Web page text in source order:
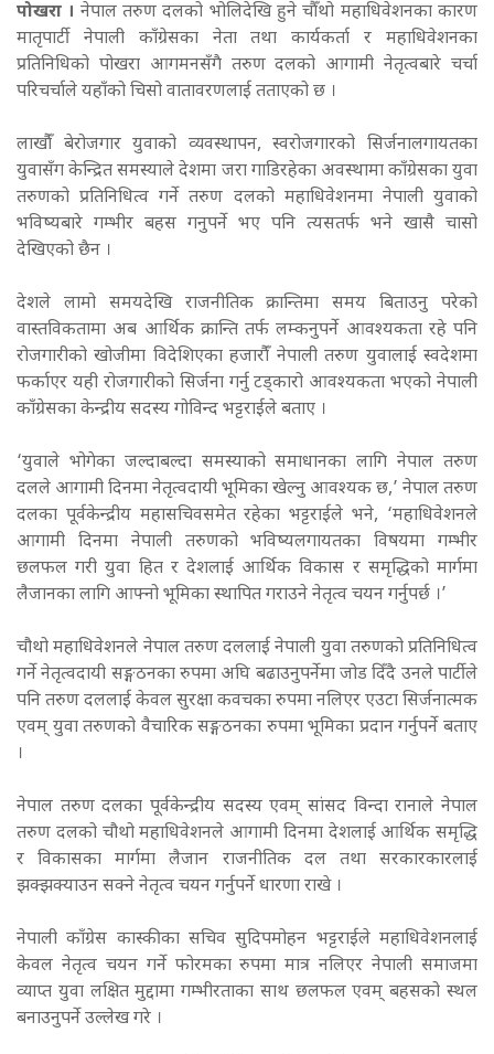
पोखरा । नेपाल तरुण दलको भोलिदेखि हुने चौँथो महाधिवेशनका कारण
मातृपार्टी नेपाली काँग्रेसका नेता तथा कार्यकर्ता र महाधिवेशनका
प्रतिनिधिको पोखरा आगमनसँगै तरुण दलको आगामी नेतृत्वबारे चर्चा
परिचर्चाले यहाँको चिसो वातावरणलाई तताएको छ ।
लाखौँं बेरोजगार युवाको व्यवस्थापन, स्वरोजगारको सिर्जनालगायतका
युवासँग केन्द्रित समस्याले देशमा जरा गाडिरहेका अवस्थामा काँग्रेसका युवा
तरुणको प्रतिनिधित्व गर्ने तरुण दलको महाधिवेशनमा नेपाली युवाको
भविष्यबारे गम्भीर बहस गनुपर्ने भए पनि त्यसतर्फ भने खासै चासो
देखिएको छैन ।
देशले लामो समयदेखि राजनीतिक क्रान्तिमा समय बिताउनु परेको
वास्तविकतामा अब आर्थिक क्रान्ति तर्फ लम्कनुपर्ने आवश्यकता रहे पनि
रोजगारीको खोजीमा विदेशिएका हजारौँं नेपाली तरुण युवालाई स्वदेशमा
फर्काएर यही रोजगारीको सिर्जना गर्नु टड्कारो आवश्यकता भएको नेपाली
काँग्रेसका केन्द्रीय सदस्य गोविन्द भट्टराईले बताए ।
‘युवाले भोगेका जल्दाबल्दा समस्याको समाधानका लागि नेपाल तरुण
दलले आगामी दिनमा नेतृत्वदायी भूमिका खेल्नु आवश्यक छ,’ नेपाल तरुण
दलका पूर्वकेन्द्रीय महासचिवसमेत रहेका भट्टराईले भने, ‘महाधिवेशनले
आगामी दिनमा नेपाली तरुणको भविष्यलगायतका विषयमा गम्भीर
छलफल गरी युवा हित र देशलाई आर्थिक विकास र समृद्धिको मार्गमा
लैजानका लागि आफ्नो भूमिका स्थापित गराउने नेतृत्व चयन गर्नुपर्छ ।’
चौथो महाधिवेशनले नेपाल तरुण दललाई नेपाली युवा तरुणको प्रतिनिधित्व
गर्ने नेतृत्वदायी सङ्गठनका रुपमा अघि बढाउनुपर्नेमा जोड दिँदै उनले पार्टीले
पनि तरुण दललाई केवल सुरक्षा कवचका रुपमा नलिएर एउटा सिर्जनात्मक
एवम् युवा तरुणको वैचारिक सङ्गठनका रुपमा भूमिका प्रदान गर्नुपर्ने बताए
।
नेपाल तरुण दलका पूर्वकेन्द्रीय सदस्य एवम् सांसद विन्दा रानाले नेपाल
तरुण दलको चौथो महाधिवेशनले आगामी दिनमा देशलाई आर्थिक समृद्धि
र विकासका मार्गमा लैजान राजनीतिक दल तथा सरकारकारलाई
झक्झक्याउन सक्ने नेतृत्व चयन गर्नुपर्ने धारणा राखे ।
नेपाली काँग्रेस कास्कीका सचिव सुदिपमोहन भट्टराईले महाधिवेशनलाई
केवल नेतृत्व चयन गर्ने फोरमका रुपमा मात्र नलिएर नेपाली समाजमा
व्याप्त युवा लक्षित मुद्दामा गम्भीरताका साथ छलफल एवम् बहसको स्थल
बनाउनुपर्ने उल्लेख गरे ।